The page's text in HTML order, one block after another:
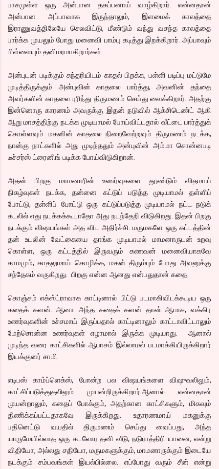
பாசமுள்ள ஒரு அன்பான தகப்பனாய் வாழ்கிறார். என்னதான்
அன்பான அப்பாவாக இருந்தாலும், இளமைக் காலத்தை
இராணுவத்திலேயே செலவிட்டு, மீண்டும் வந்து வசந்த காலத்தை
பார்க்க முயலும் போது மனைவி பாம்பு கடித்து இறக்கிறார். அப்பாவும்
பிள்ளையும் தனிமரமாகிறார்கள்.
அன்புடன் படிக்கும் சுந்தரியிடம் காதல் பிறக்க, பள்ளி படிப்பு மட்டுமே
முடித்திருக்கும் அன்புவின் காதலை பார்த்து, அவனின் தந்தை
அவர்களின் காதலை புரிந்து திருமணம் செய்து வைக்கிறார். அதற்கு
இன்னொரு காரணம் அவருக்கு இதன் நடுவில் ஆக்சிடெண்ட் ஆகி
ஆறு மாசத்திற்கு நடக்க முடியாமல் போய்விட்டதால் வீட்டை பார்த்துக்
கொள்ளவும் மகனின் காதலை நிறைவேற்றவும் திருமணம் நடக்க,
நான்கு நாட்களில் அது முடிந்ததும் அன்புவின் அம்மா சொன்னபடி
டீச்சர்ஸ் ட்ரைனிங் படிக்க போய்விடுகிறான்.
அதன் பிறகு மாமனாரின் உணர்வுகளை தூண்டும் விதமாய்
நிகழ்வுகள் நடக்க, தன்னை கட்டுப் படுத்த முடியாமல் தள்ளிப்
போட்டு, தள்ளிப் போட்டு ஒரு கட்டுப்படுத்த முடியாமல் நட்ட நடுக்
கடலில் எது நடக்கக்கூடாதோ அது நடந்தேறி விடுகிறது. இதன் பிறகு
நடக்கும் விஷயங்கள் அத விட அதிர்ச்சி. மருமகளே ஒரு கட்டத்தின்
தன் உடலின் வேட்கையை தாங்க முடியாமல் மாமனாருடன் உறவு
கொள்ள, ஒரு கட்டத்தில் இருவரும் கணவன் மனைவியாகவே
காமமும், காதலுமாய் கொழிக்க, மகன் திரும்பும் போது அவனுக்கு
சந்தேகம் வருகிறது. பிறகு என்ன ஆனது என்பதுதான் கதை.
கொஞ்சம் எக்ஸ்ட்ராவாக காட்டினால் பிட்டு படமாகிவிடக்கூடிய ஒரு
கதைக் களன். ஆனா அந்த கதைக் களன் தான் ஆபாச, வக்கிர
உணர்வுகளின் உச்சமாய் இருப்பதால் காட்டினாலும் காட்டாவிட்டாலும்
மேற்சொன்ன உணர்வுகள் எழாமால் இருக்க முடியாது. ஆனால்
முடிந்த வரை காட்சிகளில் ஆபாசம் இல்லாமல் படமாக்கியிருக்கிறார்
இயக்குனர் சாமி.
எடிபஸ் காம்ப்ளெக்ஸ், போன்ற பல விஷயங்களை விஷுவலிலும்,
காட்சிப்படுத்துதலிலும் முயன்றிருக்கிறார்.ஆனால் என்னதான்
முயன்றாலும், கதைப் போக்கும், அதற்கான காட்சிகளும், மிகவும்
திணிக்கப்பட்டதாகவே இருக்கிறது. உதாரணமாய் மகனுக்கு
பதினெட்டு வயதில் திருமணம் செய்து வைப்பது, அந்த
யாருமேயில்லாத ஒரு கடலோர தனி வீடு, நடுராத்திரி யானை, என்று
விதியோ, அல்லது சதியோ, மருமகளுக்கும், மாமனாருக்கும் இடையே
நடக்கும் சம்பவங்கள் இயல்பில்லை. எப்போது வரும் சீன் என்று